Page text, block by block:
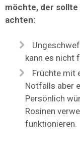
möchte, der sollte
achten:
kann es nicht
Früchte mit
Notfalls aber
Persönlich
Rosinen
funktionieren.